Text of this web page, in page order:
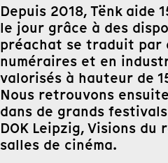
Depuis 2018, Tënk aide
le jour grâce à des
préachat se traduit par
numéraires et en
valorisés à hauteur de
Nous retrouvons
dans de grands
DOK Leipzig, Visions
salles de cinéma.